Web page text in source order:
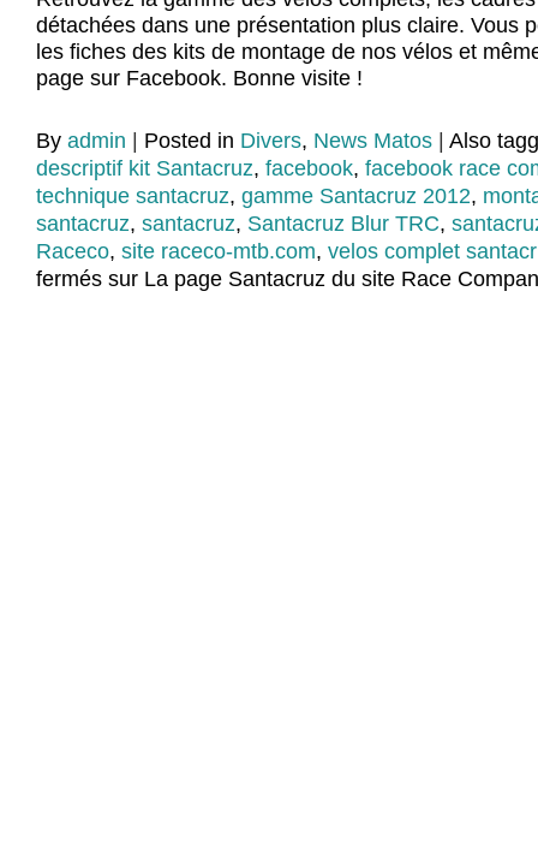
détachées dans une présentation plus claire. Vous
les fiches des kits de montage de nos vélos et
page sur Facebook. Bonne visite !
By admin Posted in Divers, News Matos
Also
descriptif kit Santacruz, facebook, facebook race
technique santacruz, gamme Santacruz 2012,
santacruz, santacruz, Santacruz Blur TRC,
Raceco, site raceco-mtb.com, velos complet
fermés sur La page Santacruz du site Race